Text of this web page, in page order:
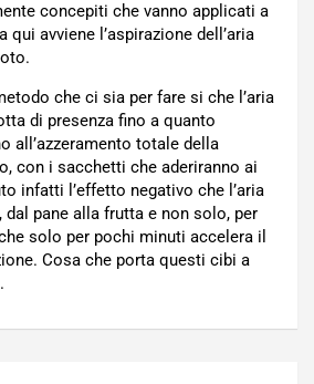
concepiti che vanno applicati a
qui avviene l’aspirazione dell’aria
che ci sia per fare si che l’aria
di presenza fino a quanto
all’azzeramento totale della
con i sacchetti che aderiranno ai
infatti l’effetto negativo che l’aria
pane alla frutta e non solo, per
solo per pochi minuti accelera il
Cosa che porta questi cibi a